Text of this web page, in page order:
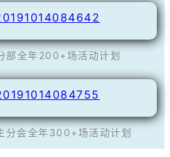
部全年200+场活动计划
分会全年300+场活动计划